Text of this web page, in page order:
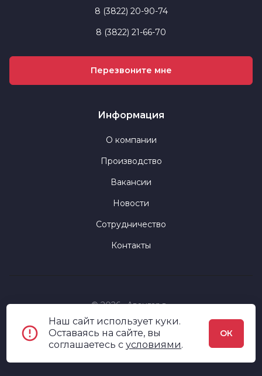
8 (3822) 20-90-74
8 (3822) 21-66-70
Перезвоните мне
Информация
О компании
Производство
Вакансии
Новости
Сотрудничество
Контакты
© 2026 «Авангард»
Политика конфиденциальности
Пользовательское соглашение
Наш сайт использует куки.
Оставаясь на сайте, вы
соглашаетесь cусловиями.
ОК